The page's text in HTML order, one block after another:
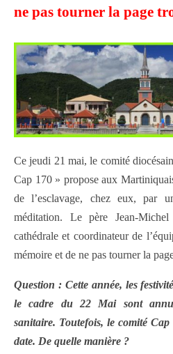
ne pas tourner la page
Ce jeudi 21 mai, le comité
Cap 170 » propose aux
de l’esclavage, chez eux, par
méditation. Le père Jean-
cathédrale et coordinateur de
mémoire et de ne pas tourner la
Question : Cette année, les
le cadre du 22 Mai sont
sanitaire. Toutefois, le comité
date. De quelle manière ?